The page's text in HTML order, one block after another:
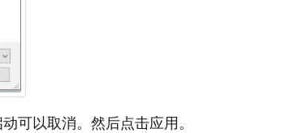
可以取消。然后点击应用。